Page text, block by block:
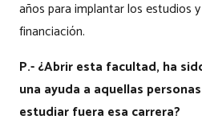
años para implantar los estudios
financiación.
P.- ¿Abrir esta facultad, ha
una ayuda a aquellas
estudiar fuera esa carrera?